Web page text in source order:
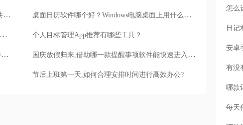
多地降温,怎么使用敬业签团队便签实现气象数据共享? 桌面日历软件哪个好？Windows电脑桌面上用什么日历软件好
苹果iPhone手机桌面便签软件敬业签怎么快速开启微信提醒？ 个人目标管理App推荐有哪些工具？
每天的工作又忙又累？不妨借助一款日程管理软件做好时间管理 国庆放假归来,借助哪一款提醒事项软件能快速进入工作状态?
节后上班第一天,如何合理安排时间进行高效办公?
怎么
每天